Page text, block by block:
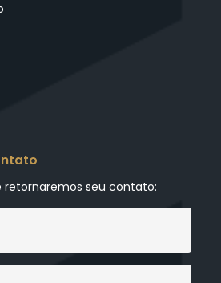
retornaremos seu contato: